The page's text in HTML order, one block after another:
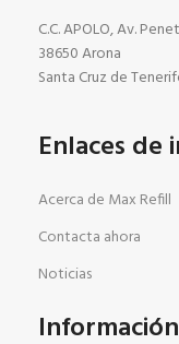
C.C. APOLO, Av.
38650 Arona
Santa Cruz de
Enlaces de
Acerca de Max Refill
Contacta ahora
Noticias